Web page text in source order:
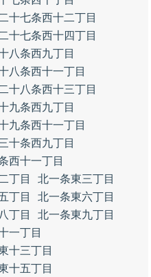
十七条西十二丁目
十七条西十四丁目
八条西九丁目
八条西十一丁目
十八条西十三丁目
九条西九丁目
九条西十一丁目
十条西九丁目
西十一丁目
丁目
北一条東三丁目
丁目
北一条東六丁目
丁目
北一条東九丁目
一丁目
十三丁目
十五丁目